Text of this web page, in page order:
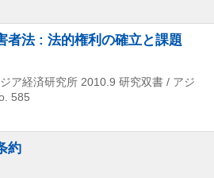
者法 : 法的権利の確立と課題
ア経済研究所 2010.9 研究双書 / アジ
585
約